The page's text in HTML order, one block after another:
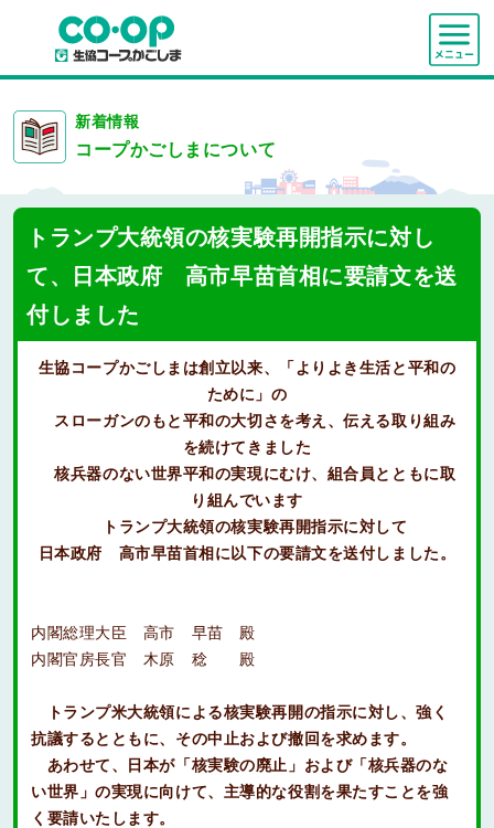
新着情報
コープかごしまについて
トランプ大統領の核実験再開指示に対し
て、日本政府 高市早苗首相に要請文を送
付しました
生協コープかごしまは創立以来、「よりよき生活と平和の
ために」の
スローガンのもと平和の大切さを考え、伝える取り組み
を続けてきました
核兵器のない世界平和の実現にむけ、組合員とともに取
り組んでいます
トランプ大統領の核実験再開指示に対して
日本政府 高市早苗首相に以下の要請文を送付しました。
内閣総理大臣 高市 早苗 殿
内閣官房長官 木原 稔 殿
トランプ米大統領による核実験再開の指示に対し、強く
抗議するとともに、その中止および撤回を求めます。
あわせて、日本が「核実験の廃止」および「核兵器のな
い世界」の実現に向けて、主導的な役割を果たすことを強
く要請いたします。